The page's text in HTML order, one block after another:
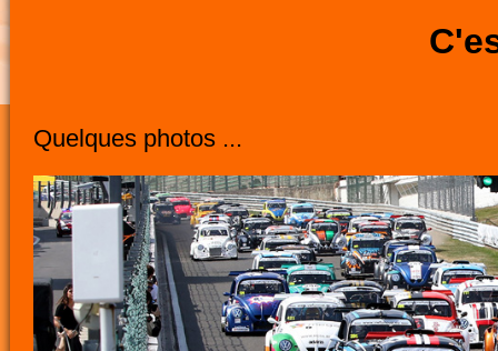
Quelques photos ...